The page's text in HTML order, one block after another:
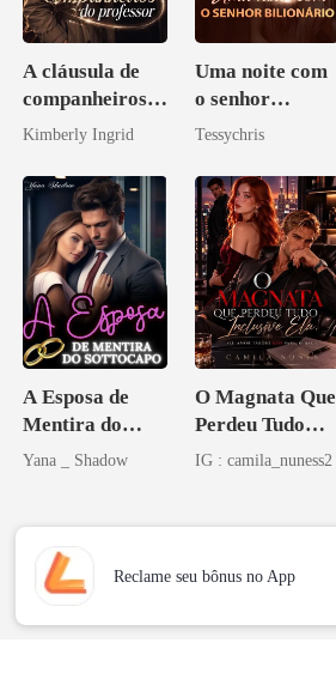
A cláusula de
companheiros
do professor
Kimberly Ingrid
Uma noite com
o senhor
Bilionário
Tessychris
A Esposa de
Mentira do
Sottocapo
Yana _ Shadow
O Magnata Que
Perdeu Tudo
Inclusive Ela
IG : camila_nuness2
Reclame seu bônus no App